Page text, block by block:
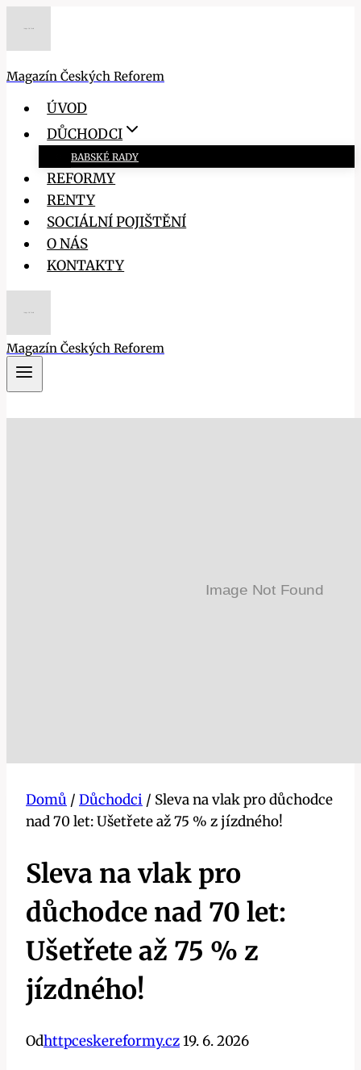
Magazín Českých Reforem
ÚVOD
DŮCHODCI
BABSKÉ RADY
REFORMY
RENTY
SOCIÁLNÍ POJIŠTĚNÍ
O NÁS
KONTAKTY
Magazín Českých Reforem
Domů / Důchodci / Sleva na vlak pro důchodce
nad 70 let: Ušetřete až 75 % z jízdného!
Sleva na vlak pro
důchodce nad 70 let:
Ušetřete až 75 % z
jízdného!
Odhttpceskereformy.cz19. 6. 2026